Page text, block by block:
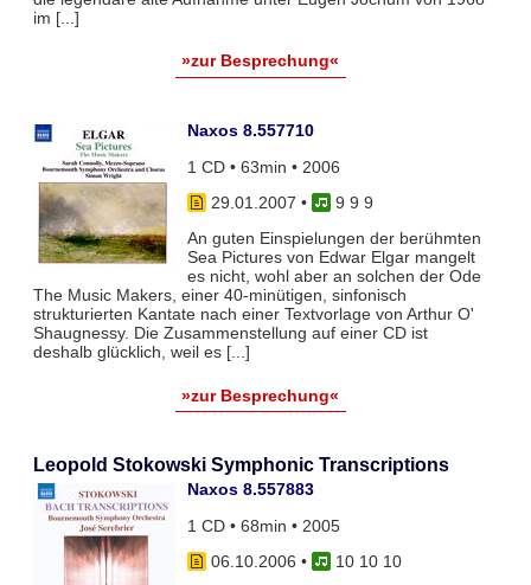
im [...]
»zur Besprechung«
Naxos 8.557710
1 CD • 63min • 2006
29.01.2007 •
9 9 9
An guten Einspielungen der berühmten
Sea Pictures von Edwar Elgar mangelt
es nicht, wohl aber an solchen der Ode
The Music Makers, einer 40-minütigen, sinfonisch
strukturierten Kantate nach einer Textvorlage von Arthur O'
Shaugnessy. Die Zusammenstellung auf einer CD ist
deshalb glücklich, weil es [...]
»zur Besprechung«
Leopold Stokowski Symphonic Transcriptions
Naxos 8.557883
1 CD • 68min • 2005
06.10.2006 •
10 10 10